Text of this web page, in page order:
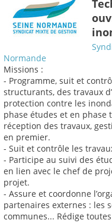
Normande
Missions :
- Programme, suit et
structurants, des travaux
protection contre les
phase études et en phase
réception des travaux,
en premier.
- Suit et contrôle les
- Participe au suivi des
en lien avec le chef de
projet.
- Assure et coordonne
partenaires externes : les
communes... Rédige